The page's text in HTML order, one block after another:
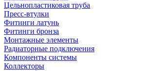
Цельнопластиковая труба
Пресс-втулки
Фитинги латунь
Фитинги бронза
Монтажные элементы
Радиаторные подключения
Компоненты системы
Коллекторы